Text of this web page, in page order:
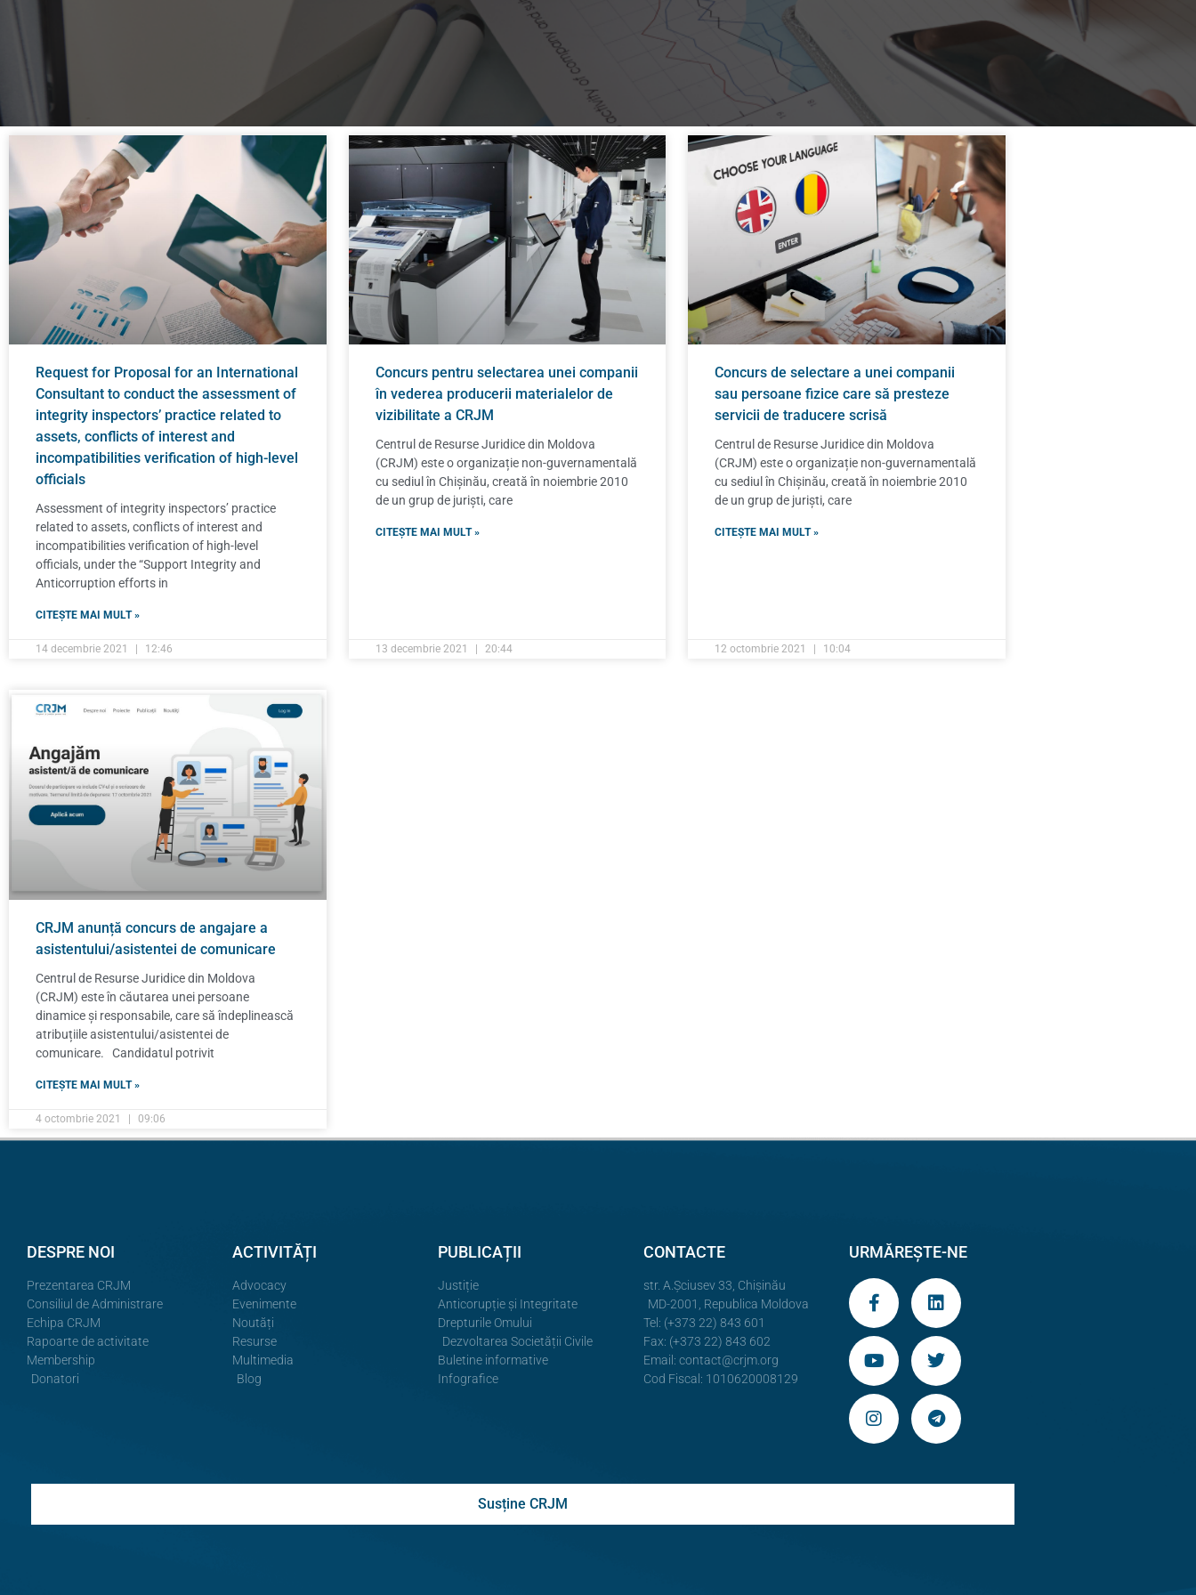
Request for Proposal for an International
Consultant to conduct the assessment of
integrity inspectors’ practice related to
assets, conflicts of interest and
incompatibilities verification of high-level
officials
Assessment of integrity inspectors’ practice
related to assets, conflicts of interest and
incompatibilities verification of high-level
officials, under the “Support Integrity and
Anticorruption efforts in
CITEȘTE MAI MULT »
14 decembrie 2021 12:46
Concurs pentru selectarea unei companii
în vederea producerii materialelor de
vizibilitate a CRJM
Centrul de Resurse Juridice din Moldova
(CRJM) este o organizație non-guvernamentală
cu sediul în Chișinău, creată în noiembrie 2010
de un grup de juriști, care
CITEȘTE MAI MULT »
13 decembrie 2021 20:44
Concurs de selectare a unei companii
sau persoane fizice care să presteze
servicii de traducere scrisă
Centrul de Resurse Juridice din Moldova
(CRJM) este o organizație non-guvernamentală
cu sediul în Chișinău, creată în noiembrie 2010
de un grup de juriști, care
CITEȘTE MAI MULT »
12 octombrie 2021 10:04
CRJM anunță concurs de angajare a
asistentului/asistentei de comunicare
Centrul de Resurse Juridice din Moldova
(CRJM) este în căutarea unei persoane
dinamice și responsabile, care să îndeplinească
atribuțiile asistentului/asistentei de
comunicare. Candidatul potrivit
CITEȘTE MAI MULT »
4 octombrie 2021 09:06
DESPRE NOI
Prezentarea CRJM
Consiliul de Administrare
Echipa CRJM
Rapoarte de activitate
Membership
Donatori
ACTIVITĂȚI
Advocacy
Evenimente
Noutăți
Resurse
Multimedia
Blog
PUBLICAȚII
Justiție
Anticorupție și Integritate
Drepturile Omului
Dezvoltarea Societății Civile
Buletine informative
Infografice
CONTACTE
str. A.Şciusev 33, Chișinău
MD-2001, Republica Moldova
Tel: (+373 22) 843 601
Fax: (+373 22) 843 602
Email: contact@crjm.org
Cod Fiscal: 1010620008129
URMĂREȘTE-NE
Susține CRJM